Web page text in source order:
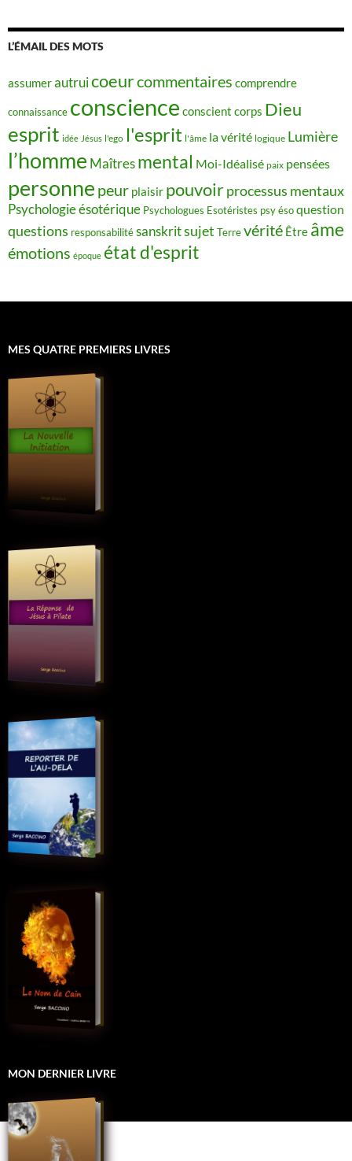
L’ÉMAIL DES MOTS
assumerautruicoeurcommentaires comprendre
connaissance conscience conscient corps Dieu
esprit idée Jésus l'ego l'esprit l'âme la vérité logique Lumière
l’homme Maîtres mental Moi-Idéalisé paix pensées
personne peur plaisir pouvoirprocessus mentaux
Psychologie ésotérique Psychologues Esotéristes psy ésoquestion
questions responsabilitésanskritsujet Terrevérité Être âme
émotions époque état d'esprit
MES QUATRE PREMIERS LIVRES
MON DERNIER LIVRE